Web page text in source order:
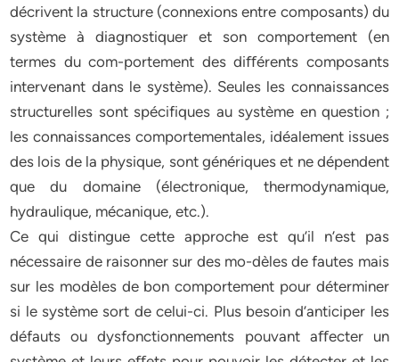
décrivent la structure (connexions entre composants) du
système à diagnostiquer et son comportement (en
termes du com-portement des diﬀérents composants
intervenant dans le système). Seules les connaissances
structurelles sont spécifiques au système en question ;
les connaissances comportementales, idéalement issues
des lois de la physique, sont génériques et ne dépendent
que du domaine (électronique, thermodynamique,
hydraulique, mécanique, etc.).
Ce qui distingue cette approche est qu’il n’est pas
nécessaire de raisonner sur des mo-dèles de fautes mais
sur les modèles de bon comportement pour déterminer
si le système sort de celui-ci. Plus besoin d’anticiper les
défauts ou dysfonctionnements pouvant aﬀecter un